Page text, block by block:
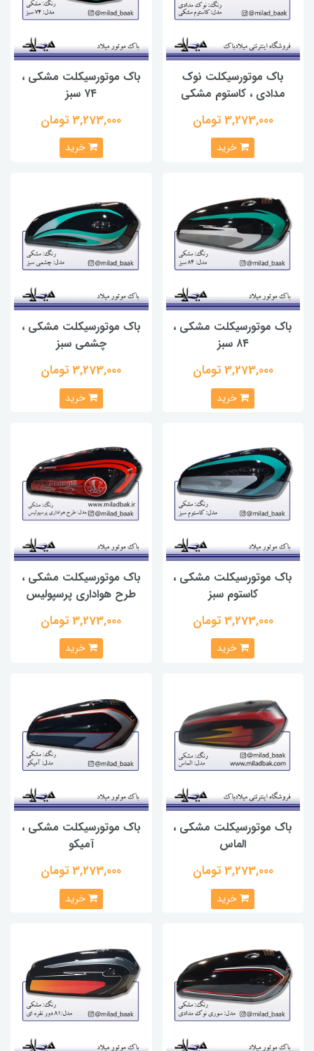
باک موتورسیکلت نوک
مدادی ، کاستوم مشکی
3,273,000 تومان
خرید
باک موتورسیکلت مشکی ،
۷۴ سبز
3,273,000 تومان
خرید
باک موتورسیکلت مشکی ،
۸۴ سبز
3,273,000 تومان
خرید
باک موتورسیکلت مشکی ،
چشمی سبز
3,273,000 تومان
خرید
باک موتورسیکلت مشکی ،
کاستوم سبز
3,273,000 تومان
خرید
باک موتورسیکلت مشکی ،
طرح هواداری پرسپولیس
3,273,000 تومان
خرید
باک موتورسیکلت مشکی ،
الماس
3,273,000 تومان
خرید
باک موتورسیکلت مشکی ،
آمیکو
3,273,000 تومان
خرید